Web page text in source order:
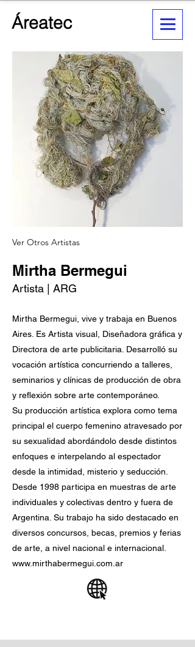
Áreatec
Ver Otros Artistas
Mirtha Bermegui
Artista | ARG
Mirtha Bermegui, vive y trabaja en Buenos
Aires. Es Artista visual, Diseñadora gráfica y
Directora de arte publicitaria. Desarrolló su
vocación artística concurriendo a talleres,
seminarios y clínicas de producción de obra
y reflexión sobre arte contemporáneo.
Su producción artística explora como tema
principal el cuerpo femenino atravesado por
su sexualidad abordándolo desde distintos
enfoques e interpelando al espectador
desde la intimidad, misterio y seducción.
Desde 1998 participa en muestras de arte
individuales y colectivas dentro y fuera de
Argentina. Su trabajo ha sido destacado en
diversos concursos, becas, premios y ferias
de arte, a nivel nacional e internacional.
www.mirthabermegui.com.ar